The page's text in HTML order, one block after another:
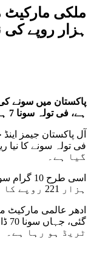
ہزار روپے کی
پاکستان میں سونے
ہے، فی تولہ سونا 7 ہزار روپے سستا ہوگیا۔
آل پاکستان جیمز
گیا ہے۔
ہزار 221 روپے کا ہوگیا ہے۔
ادھر عالمی
ٹریڈ ہو رہا ہے۔